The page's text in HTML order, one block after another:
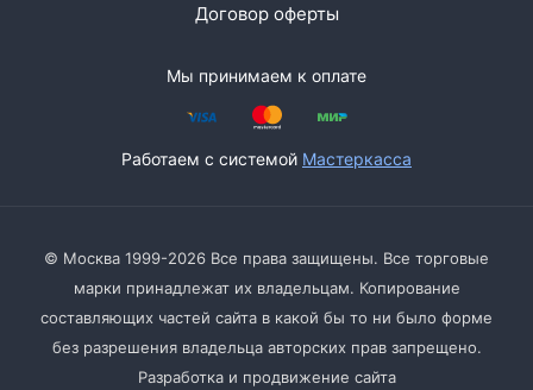
Договор оферты
Мы принимаем к оплате
Работаем с системой Мастеркасса
© Москва 1999-2026 Все права защищены. Все торговые
марки принадлежат их владельцам. Копирование
составляющих частей сайта в какой бы то ни было форме
без разрешения владельца авторских прав запрещено.
Разработка и продвижение сайта